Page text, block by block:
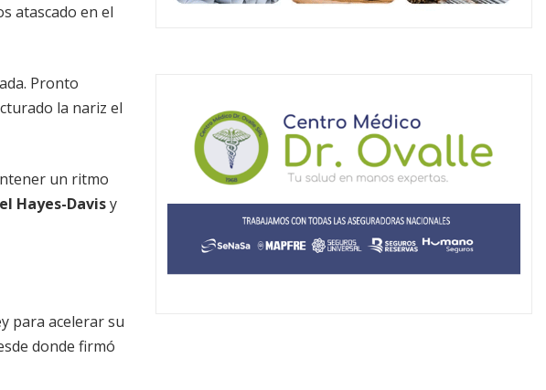
atascado en el
Pronto
la nariz el
un ritmo
Hayes-Davisy
para acelerar su
donde firmó